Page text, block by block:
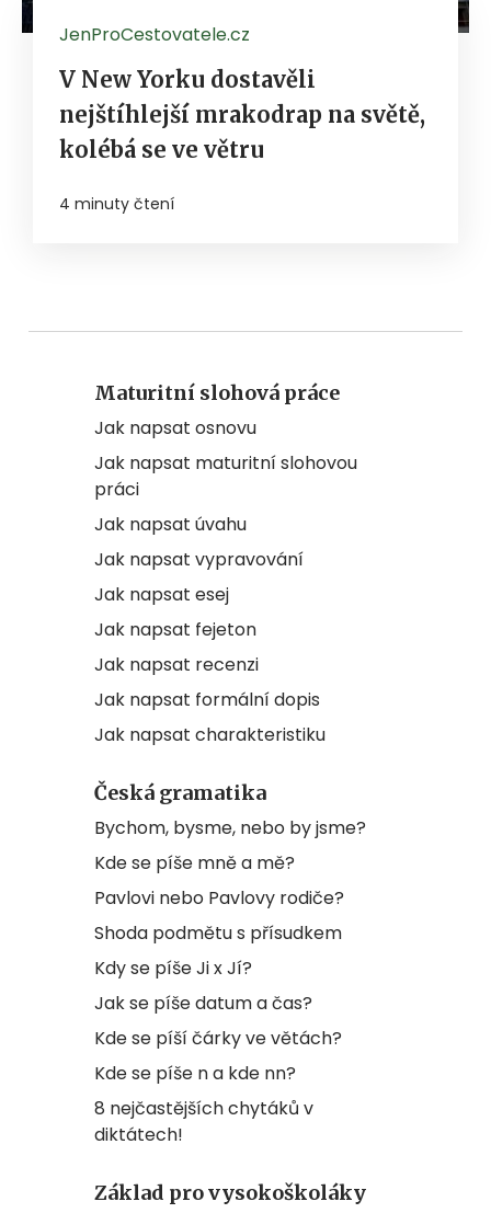
JenProCestovatele.cz
V New Yorku dostavěli
nejštíhlejší mrakodrap na světě,
kolébá se ve větru
4 minuty čtení
Maturitní slohová práce
Jak napsat osnovu
Jak napsat maturitní slohovou
práci
Jak napsat úvahu
Jak napsat vypravování
Jak napsat esej
Jak napsat fejeton
Jak napsat recenzi
Jak napsat formální dopis
Jak napsat charakteristiku
Česká gramatika
Bychom, bysme, nebo by jsme?
Kde se píše mně a mě?
Pavlovi nebo Pavlovy rodiče?
Shoda podmětu s přísudkem
Kdy se píše Ji x Jí?
Jak se píše datum a čas?
Kde se píší čárky ve větách?
Kde se píše n a kde nn?
8 nejčastějších chytáků v
diktátech!
Základ pro vysokoškoláky